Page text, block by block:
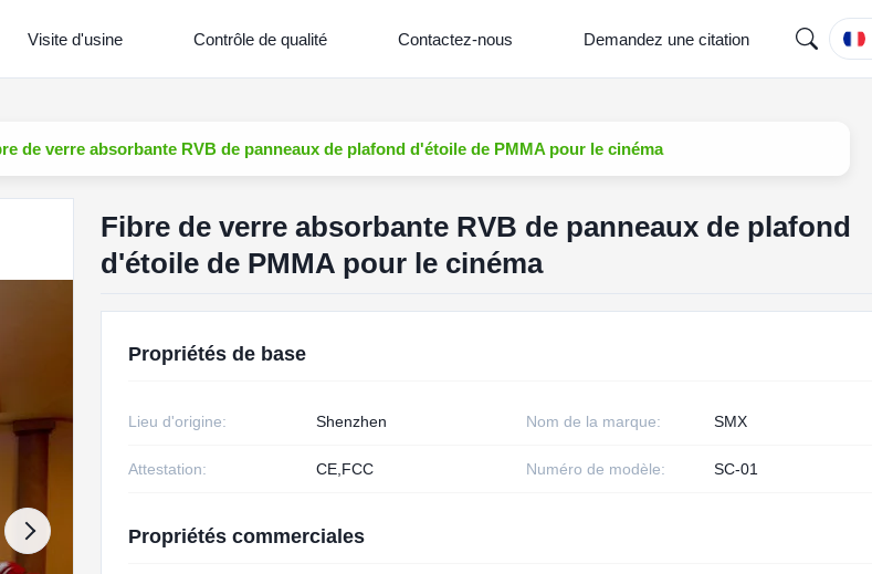
Visite d'usine Contrôle de qualité Contactez-nous Demandez une citation
de verre absorbante RVB de panneaux de plafond d'étoile de PMMA pour le cinéma
Fibre de verre absorbante RVB de panneaux de plafond
d'étoile de PMMA pour le cinéma
Propriétés de base
Lieu d'origine: Shenzhen Nom de la marque: SMX
Attestation: CE,FCC Numéro de modèle: SC-01
Propriétés commerciales